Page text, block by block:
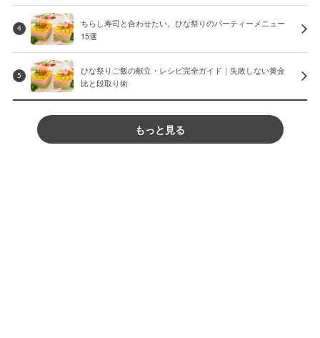
4
ちらし寿司と合わせたい。ひな祭りのパーティーメニュー
15選
5
ひな祭りご飯の献立・レシピ完全ガイド｜失敗しない黄金
比と段取り術
もっと見る